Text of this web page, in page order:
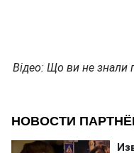
Відео: Що ви не знали